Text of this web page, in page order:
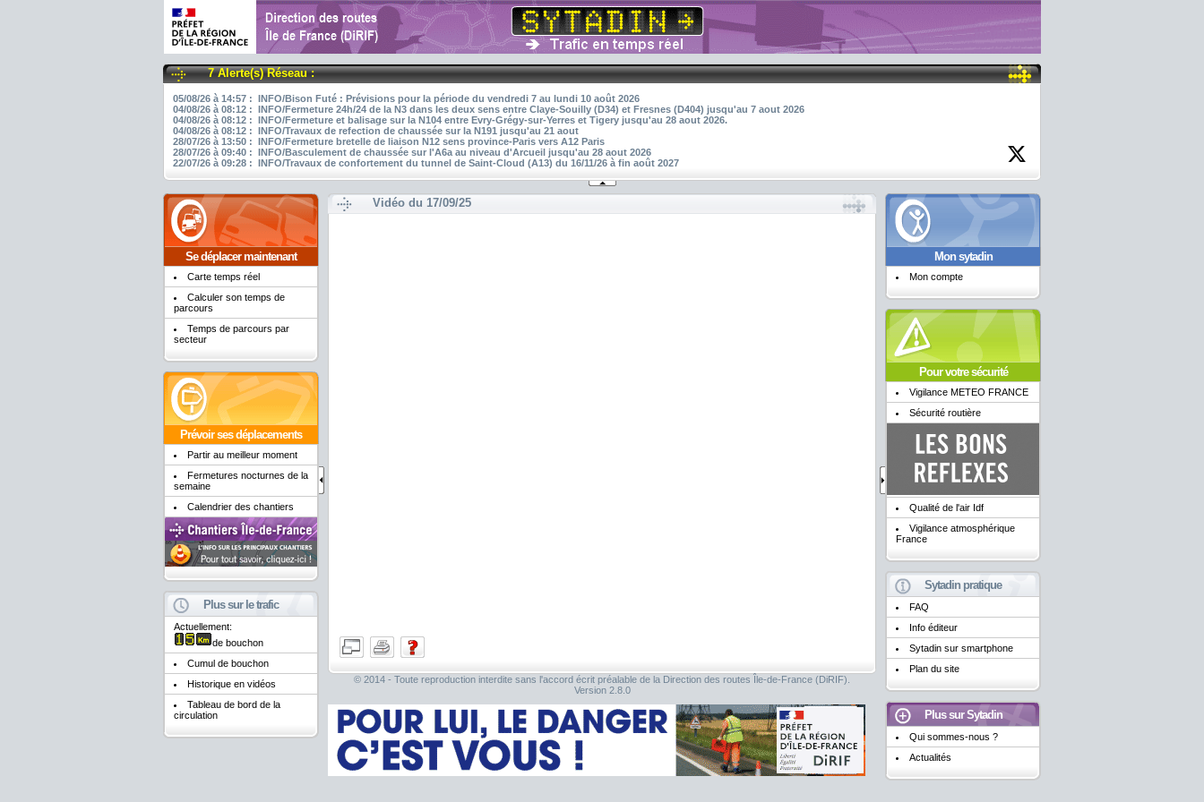
7 Alerte(s) Réseau :
05/08/26 à 14:57 : INFO/Bison Futé : Prévisions pour la période du vendredi 7 au lundi 10 août 2026
04/08/26 à 08:12 : INFO/Fermeture 24h/24 de la N3 dans les deux sens entre Claye-Souilly (D34) et Fresnes (D404) jusqu'au 7 aout 2026
04/08/26 à 08:12 : INFO/Fermeture et balisage sur la N104 entre Evry-Grégy-sur-Yerres et Tigery jusqu'au 28 aout 2026.
04/08/26 à 08:12 : INFO/Travaux de refection de chaussée sur la N191 jusqu'au 21 aout
28/07/26 à 13:50 : INFO/Fermeture bretelle de liaison N12 sens province-Paris vers A12 Paris
28/07/26 à 09:40 : INFO/Basculement de chaussée sur l'A6a au niveau d'Arcueil jusqu'au 28 aout 2026
22/07/26 à 09:28 : INFO/Travaux de confortement du tunnel de Saint-Cloud (A13) du 16/11/26 à fin août 2027
Se déplacer maintenant
Carte temps réel
Calculer son temps de
parcours
Temps de parcours par
secteur
Prévoir ses déplacements
Partir au meilleur moment
Fermetures nocturnes de la
semaine
Calendrier des chantiers
Plus sur le trafic
Actuellement:
de bouchon
Cumul de bouchon
Historique en vidéos
Tableau de bord de la
circulation
Mon sytadin
Mon compte
Pour votre sécurité
Vigilance METEO FRANCE
Sécurité routière
Qualité de l'air Idf
Vigilance atmosphérique
France
Sytadin pratique
FAQ
Info éditeur
Sytadin sur smartphone
Plan du site
Plus sur Sytadin
Qui sommes-nous ?
Actualités
Vidéo du 17/09/25
© 2014 - Toute reproduction interdite sans l'accord écrit préalable de la Direction des routes Île-de-France (DiRIF).
Version 2.8.0